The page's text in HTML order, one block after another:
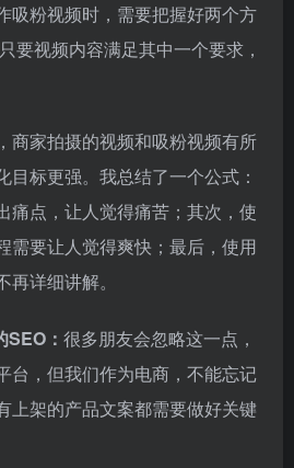
吸粉视频时，需要把握好两个方
要视频内容满足其中一个要求，
商家拍摄的视频和吸粉视频有所
目标更强。我总结了一个公式：
痛点，让人觉得痛苦；其次，使
需要让人觉得爽快；最后，使用
详细讲解。
： 很多朋友会忽略这一点，
台，但我们作为电商，不能忘记
上架的产品文案都需要做好关键